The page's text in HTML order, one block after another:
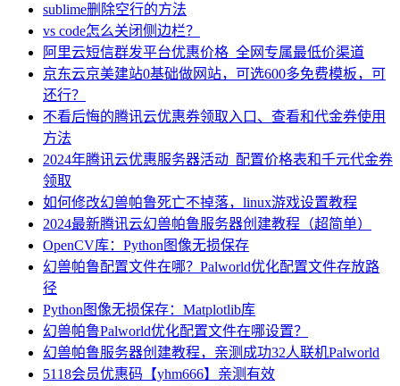
sublime删除空行的方法
vs code怎么关闭侧边栏？
阿里云短信群发平台优惠价格_全网专属最低价渠道
京东云京美建站0基础做网站，可选600多免费模板，可
还行？
不看后悔的腾讯云优惠券领取入口、查看和代金券使用
方法
2024年腾讯云优惠服务器活动_配置价格表和千元代金券
领取
如何修改幻兽帕鲁死亡不掉落，linux游戏设置教程
2024最新腾讯云幻兽帕鲁服务器创建教程（超简单）
OpenCV库：Python图像无损保存
幻兽帕鲁配置文件在哪？Palworld优化配置文件存放路
径
Python图像无损保存：Matplotlib库
幻兽帕鲁Palworld优化配置文件在哪设置？
幻兽帕鲁服务器创建教程，亲测成功32人联机Palworld
5118会员优惠码【yhm666】亲测有效